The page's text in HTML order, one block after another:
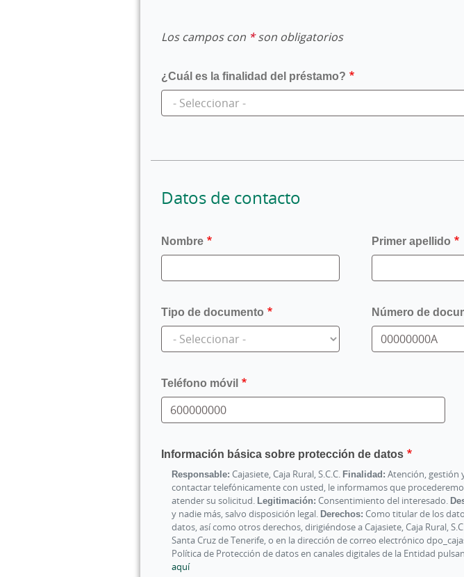
Los campos con *son obligatorios
¿Cuál es la finalidad del préstamo?
Datos de contacto
Nombre Primer apellido
Tipo de documento Número de
Teléfono móvil
Información básica sobre protección de datos
Responsable: Cajasiete, Caja Rural, S.C.C. Finalidad: Atención, gestión
contactar telefónicamente con usted, le informamos que
atender su solicitud. Legitimación: Consentimiento del interesado.
y nadie más, salvo disposición legal. Derechos: Como titular de los
datos, así como otros derechos, dirigiéndose a Cajasiete, Caja Rural,
Santa Cruz de Tenerife, o en la dirección de correo electrónico
Política de Protección de datos en canales digitales de la Entidad
aquí